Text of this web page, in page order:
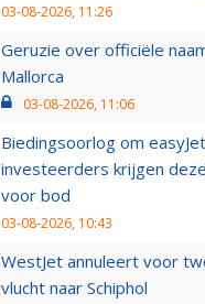
03-08-2026, 11:26
Geruzie over officiële
Mallorca
03-08-2026, 11:06
Biedingsoorlog om
investeerders krijgen
voor bod
03-08-2026, 10:43
WestJet annuleert voor
vlucht naar Schiphol